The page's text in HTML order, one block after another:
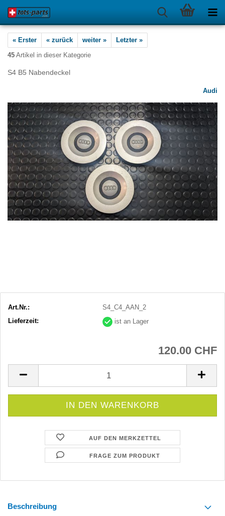
« Erster « zurück weiter »
Letzter »
45 Artikel in dieser Kategorie
S4 B5 Nabendeckel
Audi
Art.Nr.:
S4_C4_AAN_2
Lieferzeit:
ist an Lager
120.00 CHF
AUF DEN MERKZETTEL
FRAGE ZUM PRODUKT
Beschreibung